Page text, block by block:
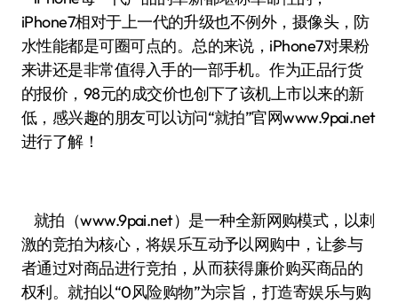
iPhone7相对于上一代的升级也不例外，摄像头，防
水性能都是可圈可点的。总的来说，iPhone7对果粉
来讲还是非常值得入手的一部手机。作为正品行货
的报价，98元的成交价也创下了该机上市以来的新
低，感兴趣的朋友可以访问“就拍”官网www.9pai.net
进行了解！
就拍（www.9pai.net）是一种全新网购模式，以刺
激的竞拍为核心，将娱乐互动予以网购中，让参与
者通过对商品进行竞拍，从而获得廉价购买商品的
权利。就拍以“0风险购物”为宗旨，打造寄娱乐与购